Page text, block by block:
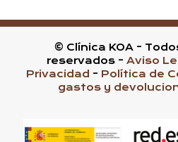
© Clínica KOA -
reservados - Aviso
Privacidad - Política de
gastos y